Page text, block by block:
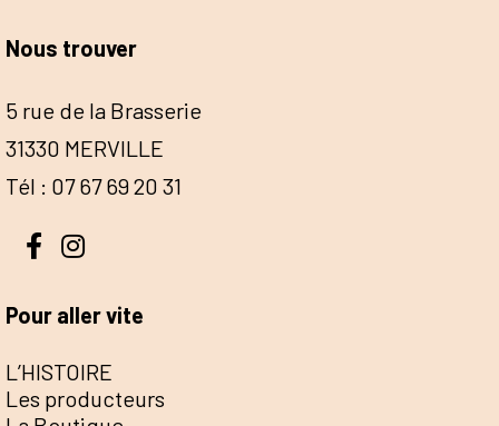
Nous trouver
5 rue de la Brasserie
31330 MERVILLE
Tél : 07 67 69 20 31
Pour aller vite
L’HISTOIRE
Les producteurs